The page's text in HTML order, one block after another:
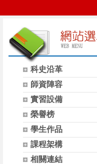
科史沿革
師資陣容
實習設備
榮譽榜
學生作品
課程架構
相關連結